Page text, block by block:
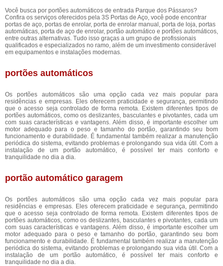
Você busca por portões automáticos de entrada Parque dos Pássaros?
Confira os serviços oferecidos pela 3S Portas de Aço, você pode encontrar
portas de aço, portas de enrolar, porta de enrolar manual, porta de loja, portas
automáticas, porta de aço de enrolar, portão automático e portões automáticos,
entre outras alternativas. Tudo isso graças a um grupo de profissionais
qualificados e especializados no ramo, além de um investimento considerável
em equipamentos e instalações modernas.
portões automáticos
Os portões automáticos são uma opção cada vez mais popular para
residências e empresas. Eles oferecem praticidade e segurança, permitindo
que o acesso seja controlado de forma remota. Existem diferentes tipos de
portões automáticos, como os deslizantes, basculantes e pivotantes, cada um
com suas características e vantagens. Além disso, é importante escolher um
motor adequado para o peso e tamanho do portão, garantindo seu bom
funcionamento e durabilidade. É fundamental também realizar a manutenção
periódica do sistema, evitando problemas e prolongando sua vida útil. Com a
instalação de um portão automático, é possível ter mais conforto e
tranquilidade no dia a dia.
portão automático garagem
Os portões automáticos são uma opção cada vez mais popular para
residências e empresas. Eles oferecem praticidade e segurança, permitindo
que o acesso seja controlado de forma remota. Existem diferentes tipos de
portões automáticos, como os deslizantes, basculantes e pivotantes, cada um
com suas características e vantagens. Além disso, é importante escolher um
motor adequado para o peso e tamanho do portão, garantindo seu bom
funcionamento e durabilidade. É fundamental também realizar a manutenção
periódica do sistema, evitando problemas e prolongando sua vida útil. Com a
instalação de um portão automático, é possível ter mais conforto e
tranquilidade no dia a dia.